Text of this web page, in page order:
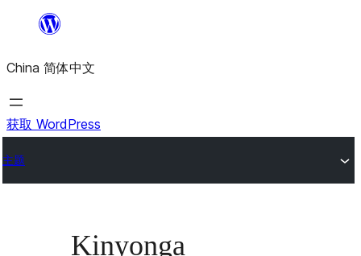
内
容
China 简体中文
获取 WordPress
主题
Kinyonga